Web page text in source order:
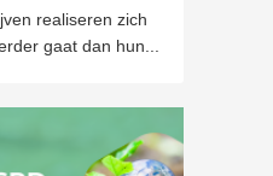
realiseren zich
gaat dan hun...